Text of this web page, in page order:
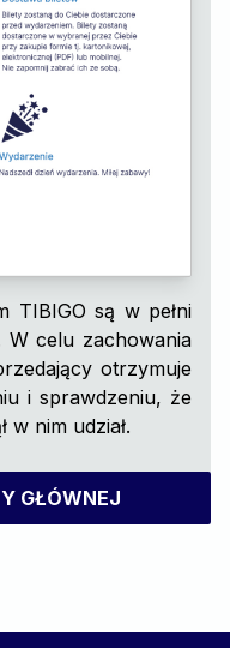
TIBIGO są w pełni
W celu zachowania
otrzymuje
i sprawdzeniu, że
w nim udział.
GŁÓWNEJ